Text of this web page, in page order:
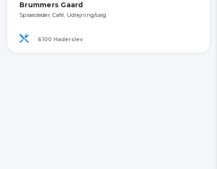
Brummers Gaard
Spisesteder, Café, Udlejning/salg
6100 Haderslev